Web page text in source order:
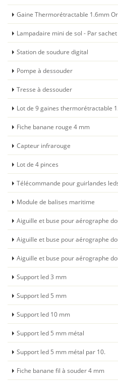
Gaine Thermorétractable 1.6mm
Lampadaire mini de sol - Par
Station de soudure digital
Pompe à dessouder
Tresse à dessouder
Lot de 9 gaines thermorétractable
Fiche banane rouge 4 mm
Capteur infrarouge
Lot de 4 pinces
Télécommande pour guirlandes
Module de balises maritime
Aiguille et buse pour aérographe
Aiguille et buse pour aérographe
Aiguille et buse pour aérographe
Support led 3 mm
Support led 5 mm
Support led 10 mm
Support led 5 mm métal
Support led 5 mm métal par 10.
Fiche banane fil à souder 4 mm